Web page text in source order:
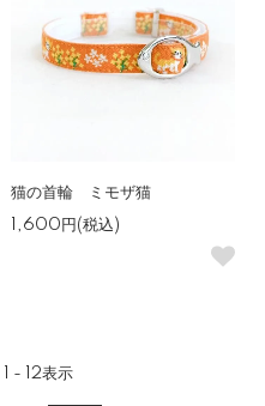
猫の首輪 ミモザ猫
1,600円(税込)
1 - 12表示